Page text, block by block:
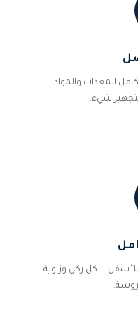
المعدات والمواد
شيء.
للأسفل — كل ركن وزاوية